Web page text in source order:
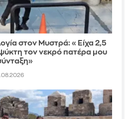
στον Μυστρά: «Είχα 2,5
τον νεκρό πατέρα μου